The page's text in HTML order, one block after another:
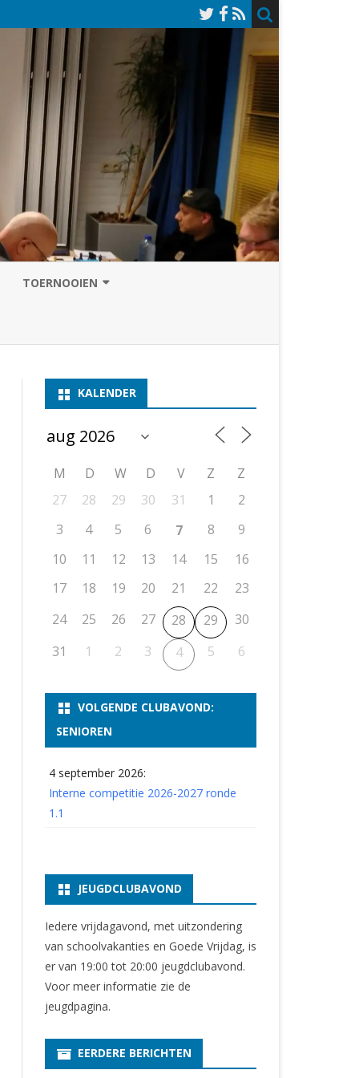
VAN SCHAAKCLUB
ASSEN 2
ASSEN 3
ASSEN I
ASSEN II
NOSBO-BEKER OPEN
T/M 1900
T/M 1700
KNSB-COMPETITIE
NOSBO-COMPETITIE
KNSB-JEUGDCOMPETITIE
TOERNOOIEN
KALENDER
M D W D V Z
Z
27
28 29 30 31 1
2
3
4 5 6 7 8
9
10
11 12 13 14 15
16
17
18 19 20 21 22
23
24
25 26 27 28 29
30
31
1 2 3 4 5 6
VOLGENDE CLUBAVOND:
SENIOREN
4 september 2026:
Interne competitie 2026-2027 ronde
1.1
JEUGDCLUBAVOND
Iedere vrijdagavond, met uitzondering
van schoolvakanties en Goede Vrijdag, is
er van 19:00 tot 20:00 jeugdclubavond.
Voor meer informatie zie de
jeugdpagina.
EERDERE BERICHTEN